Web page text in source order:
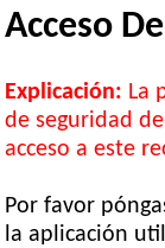
Acceso
Explicación: La
de seguridad
acceso a este
Por favor
la aplicación